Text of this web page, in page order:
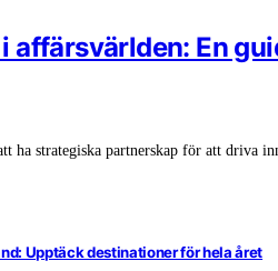
affärsvärlden: En
ha strategiska partnerskap för att driva
Upptäck destinationer för hela året